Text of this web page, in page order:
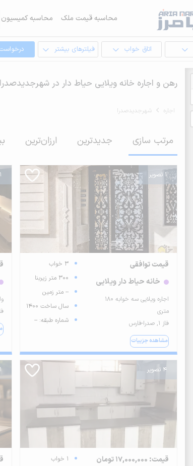
محاسبه قیمت ملک محاسبه کمیسیون
اتاق خواب فیلترهای بیشتر
رهن و اجاره خانه ویلایی حیاط دار در شهرجدیدصدرا
اجاره شهرجدیدصدرا
مرتب سازی جدیدترین ارزان‌ترین
1 تصویر
قیمت توافقی
خانه حیاط دار ویلایی
اجاره ویلایی سه خوابه ۱۸۰
متری
فاز ۱, صدرا-فارس
مشاهده جزییات
3 خواب
300 متر زیربنا
-- متر زمین
سال ساخت 1400
شماره طبقه: --
1 تصویر
فاز ۱,
4 تصویر
قیمت: 17,000,000 تومان
1 خواب
1 تصویر